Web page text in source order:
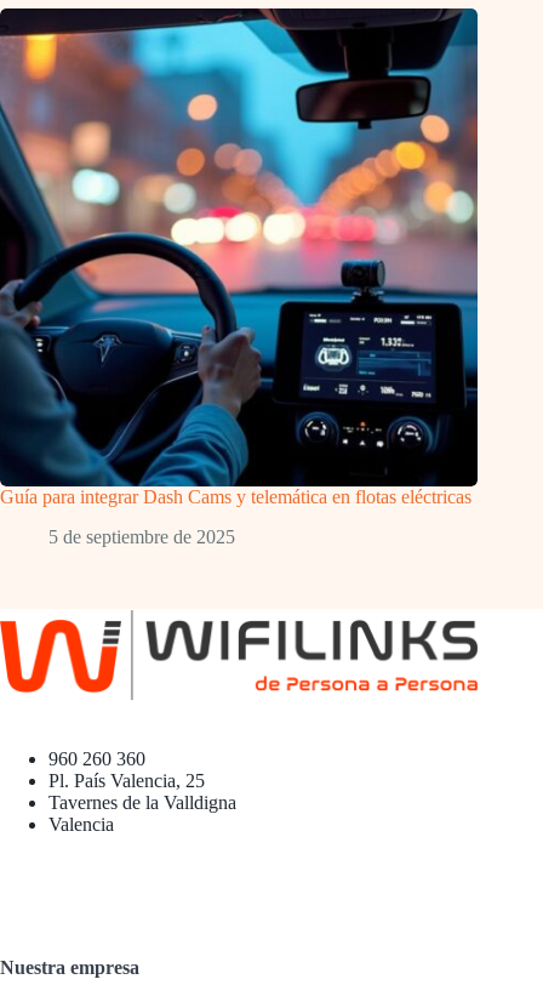
Guía para integrar Dash Cams y telemática en flotas eléctricas
5 de septiembre de 2025
960 260 360
Pl. País Valencia, 25
Tavernes de la Valldigna
Valencia
Nuestra empresa